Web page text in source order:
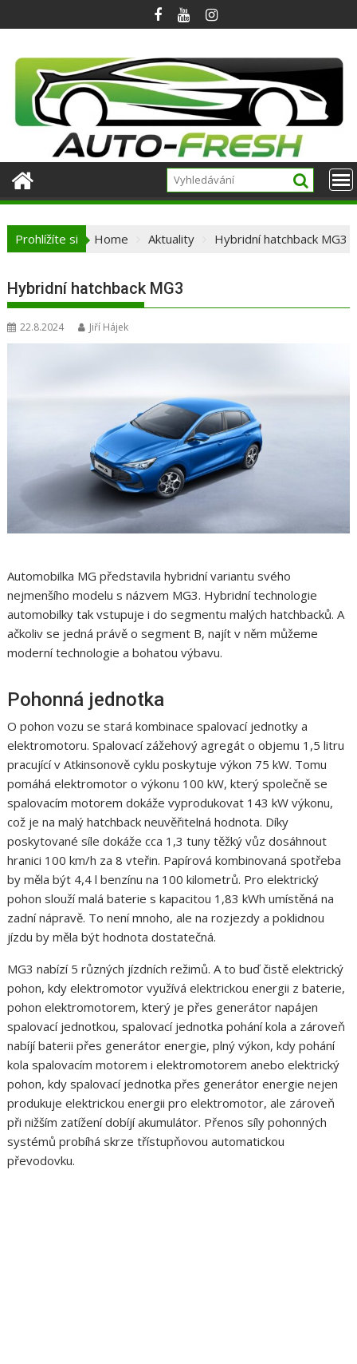
to
Prohlížíte si Home Aktuality Hybridní hatchback MG3
Hybridní hatchback MG3
22.8.2024 Jiří Hájek
Automobilka MG představila hybridní variantu svého
nejmenšího modelu s názvem MG3. Hybridní technologie
automobilky tak vstupuje i do segmentu malých hatchbacků. A
ačkoliv se jedná právě o segment B, najít v něm můžeme
moderní technologie a bohatou výbavu.
Pohonná jednotka
O pohon vozu se stará kombinace spalovací jednotky a
elektromotoru. Spalovací zážehový agregát o objemu 1,5 litru
pracující v Atkinsonově cyklu poskytuje výkon 75 kW. Tomu
pomáhá elektromotor o výkonu 100 kW, který společně se
spalovacím motorem dokáže vyprodukovat 143 kW výkonu,
což je na malý hatchback neuvěřitelná hodnota. Díky
poskytované síle dokáže cca 1,3 tuny těžký vůz dosáhnout
hranici 100 km/h za 8 vteřin. Papírová kombinovaná spotřeba
by měla být 4,4 l benzínu na 100 kilometrů. Pro elektrický
pohon slouží malá baterie s kapacitou 1,83 kWh umístěná na
zadní nápravě. To není mnoho, ale na rozjezdy a poklidnou
jízdu by měla být hodnota dostatečná.
MG3 nabízí 5 různých jízdních režimů. A to buď čistě elektrický
pohon, kdy elektromotor využívá elektrickou energii z baterie,
pohon elektromotorem, který je přes generátor napájen
spalovací jednotkou, spalovací jednotka pohání kola a zároveň
nabíjí baterii přes generátor energie, plný výkon, kdy pohání
kola spalovacím motorem i elektromotorem anebo elektrický
pohon, kdy spalovací jednotka přes generátor energie nejen
produkuje elektrickou energii pro elektromotor, ale zároveň
při nižším zatížení dobíjí akumulátor. Přenos síly pohonných
systémů probíhá skrze třístupňovou automatickou
převodovku.